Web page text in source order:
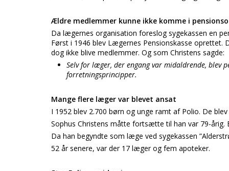
Ældre medlemmer kunne ikke komme i
Da lægernes organisation foreslog sygekassen en
Først i 1946 blev Lægernes Pensionskasse oprettet.
dog ikke blive medlemmer. Og som Christens sagde:
Selv for læger, der engang var midaldrende, blev
forretningsprincipper.
Mange flere læger var blevet ansat
I 1952 blev 2.700 børn og unge ramt af Polio. De
Sophus Christens måtte fortsætte til han var 79-årig.
Da han begyndte som læge ved sygekassen
52 år senere, var der 17 læger og fem apoteker.